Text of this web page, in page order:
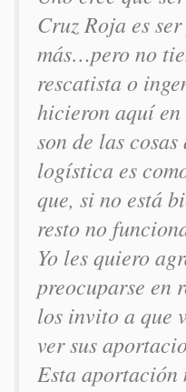
Cruz Roja es
más…pero no
rescatista o
hicieron aquí
son de las
logística es
que, si no está
resto no
Yo les quiero
preocuparse en
los invito a que
ver sus
Esta aportación